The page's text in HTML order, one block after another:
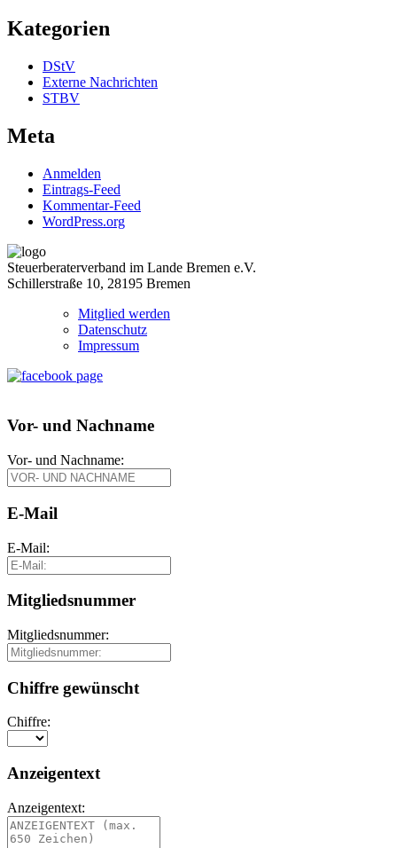
Kategorien
DStV
Externe Nachrichten
STBV
Meta
Anmelden
Eintrags-Feed
Kommentar-Feed
WordPress.org
Steuerberaterverband im Lande Bremen e.V.
Schillerstraße 10, 28195 Bremen
Mitglied werden
Datenschutz
Impressum
Vor- und Nachname
Vor- und Nachname:
E-Mail
E-Mail:
Mitgliedsnummer
Mitgliedsnummer:
Chiffre gewünscht
Chiffre:
Anzeigentext
Anzeigentext: